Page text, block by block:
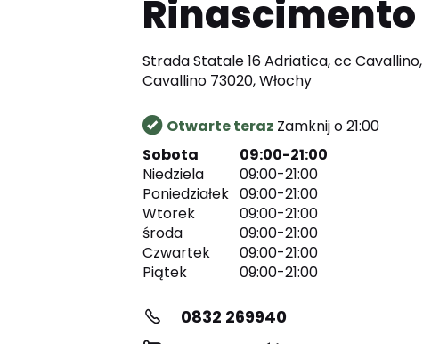
Rinascimento
Strada Statale 16 Adriatica, cc Cavallino,
Cavallino 73020, Włochy
Otwarte teraz Zamknij o 21:00
Sobota
09:00-21:00
Niedziela
09:00-21:00
Poniedziałek 09:00-21:00
Wtorek
09:00-21:00
środa
09:00-21:00
Czwartek
09:00-21:00
Piątek
09:00-21:00
0832 269940